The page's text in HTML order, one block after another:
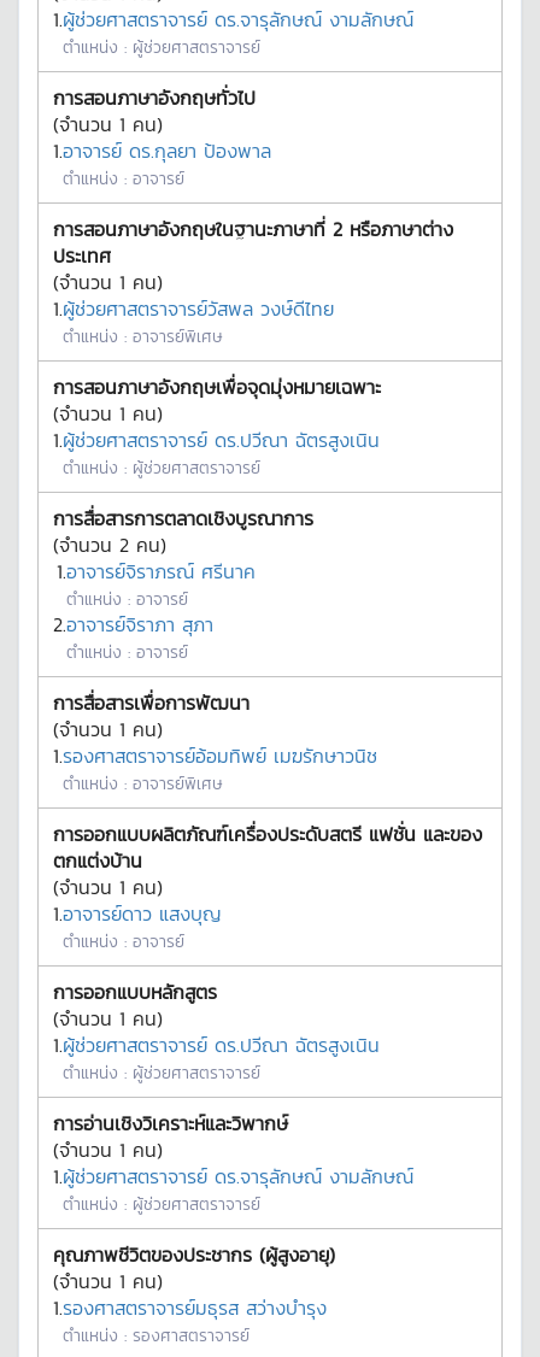
1.ผู้ช่วยศาสตราจารย์ ดร.จารุลักษณ์ งามลักษณ์
ตำแหน่ง : ผู้ช่วยศาสตราจารย์
การสอนภาษาอังกฤษทั่วไป
(จำนวน 1 คน)
1.อาจารย์ ดร.กุลยา ป้องพาล
ตำแหน่ง : อาจารย์
การสอนภาษาอังกฤษในฐานะภาษาที่ 2 หรือภาษาต่าง
ประเทศ
(จำนวน 1 คน)
1.ผู้ช่วยศาสตราจารย์วัสพล วงษ์ดีไทย
ตำแหน่ง : อาจารย์พิเศษ
การสอนภาษาอังกฤษเพื่อจุดมุ่งหมายเฉพาะ
(จำนวน 1 คน)
1.ผู้ช่วยศาสตราจารย์ ดร.ปวีณา ฉัตรสูงเนิน
ตำแหน่ง : ผู้ช่วยศาสตราจารย์
การสื่อสารการตลาดเชิงบูรณาการ
(จำนวน 2 คน)
1.อาจารย์จิราภรณ์ ศรีนาค
ตำแหน่ง : อาจารย์
2.อาจารย์จิราภา สุภา
ตำแหน่ง : อาจารย์
การสื่อสารเพื่อการพัฒนา
(จำนวน 1 คน)
1.รองศาสตราจารย์อ้อมทิพย์ เมฆรักษาวนิช
ตำแหน่ง : อาจารย์พิเศษ
การออกแบบผลิตภัณฑ์เครื่องประดับสตรี แฟชั่น และของ
ตกแต่งบ้าน
(จำนวน 1 คน)
1.อาจารย์ดาว แสงบุญ
ตำแหน่ง : อาจารย์
การออกแบบหลักสูตร
(จำนวน 1 คน)
1.ผู้ช่วยศาสตราจารย์ ดร.ปวีณา ฉัตรสูงเนิน
ตำแหน่ง : ผู้ช่วยศาสตราจารย์
การอ่านเชิงวิเคราะห์และวิพากษ์
(จำนวน 1 คน)
1.ผู้ช่วยศาสตราจารย์ ดร.จารุลักษณ์ งามลักษณ์
ตำแหน่ง : ผู้ช่วยศาสตราจารย์
คุณภาพชีวิตของประชากร (ผู้สูงอายุ)
(จำนวน 1 คน)
1.รองศาสตราจารย์มธุรส สว่างบำรุง
ตำแหน่ง : รองศาสตราจารย์